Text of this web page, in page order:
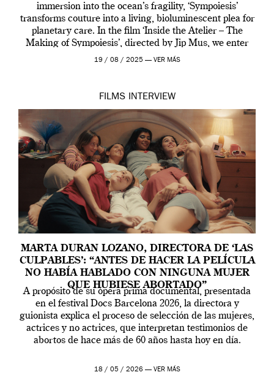
immersion into the ocean’s fragility, ‘Sympoiesis’
transforms couture into a living, bioluminescent plea for
planetary care. In the film ‘Inside the Atelier – The
Making of Sympoiesis’, directed by Jip Mus, we enter
the sacred space where Iris van Herpen’s […]
19 / 08 / 2025 — VER MÁS
FILMS INTERVIEW
MARTA DURAN LOZANO, DIRECTORA DE ‘LAS
CULPABLES’: “ANTES DE HACER LA PELÍCULA
NO HABÍA HABLADO CON NINGUNA MUJER
QUE HUBIESE ABORTADO”
A propósito de su ópera prima documental, presentada
en el festival Docs Barcelona 2026, la directora y
guionista explica el proceso de selección de las mujeres,
actrices y no actrices, que interpretan testimonios de
abortos de hace más de 60 años hasta hoy en día.
18 / 05 / 2026 — VER MÁS